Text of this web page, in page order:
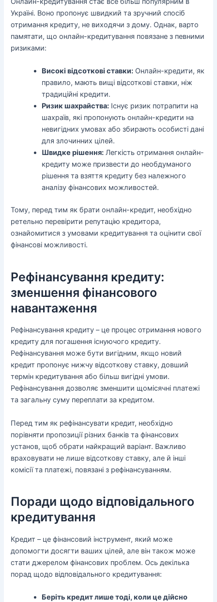
Україні. Воно пропонує швидкий та зручний спосіб
отримання кредиту, не виходячи з дому. Однак, варто
памятати, що онлайн-кредитування повязане з певними
ризиками:
Високі відсоткові ставки: Онлайн-кредити, як
правило, мають вищі відсоткові ставки, ніж
традиційні кредити.
Ризик шахрайства: Існує ризик потрапити на
шахраїв, які пропонують онлайн-кредити на
невигідних умовах або збирають особисті дані
для злочинних цілей.
Швидке рішення: Легкість отримання онлайн-
кредиту може призвести до необдуманого
рішення та взяття кредиту без належного
аналізу фінансових можливостей.
Тому, перед тим як брати онлайн-кредит, необхідно
ретельно перевірити репутацію кредитора,
ознайомитися з умовами кредитування та оцінити свої
фінансові можливості.
Рефінансування кредиту:
зменшення фінансового
навантаження
Рефінансування кредиту – це процес отримання нового
кредиту для погашення існуючого кредиту.
Рефінансування може бути вигідним, якщо новий
кредит пропонує нижчу відсоткову ставку, довший
термін кредитування або більш вигідні умови.
Рефінансування дозволяє зменшити щомісячні платежі
та загальну суму переплати за кредитом.
Перед тим як рефінансувати кредит, необхідно
порівняти пропозиції різних банків та фінансових
установ, щоб обрати найкращий варіант. Важливо
враховувати не лише відсоткову ставку, але й інші
комісії та платежі, повязані з рефінансуванням.
Поради щодо відповідального
кредитування
Кредит – це фінансовий інструмент, який може
допомогти досягти ваших цілей, але він також може
стати джерелом фінансових проблем. Ось декілька
порад щодо відповідального кредитування:
Беріть кредит лише тоді, коли це дійсно